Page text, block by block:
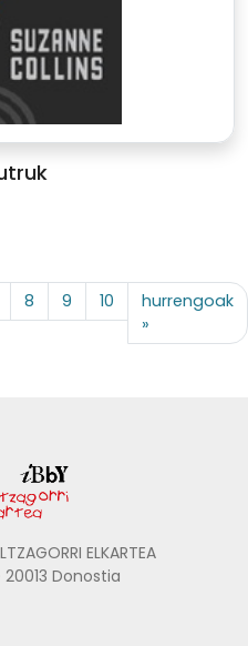
8 9 10
hurrengoak
»
ELKARTEA
Donostia